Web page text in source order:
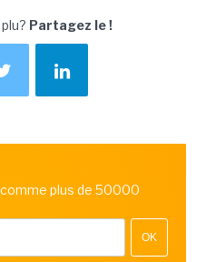
Partagez le !
plus de 50000
OK